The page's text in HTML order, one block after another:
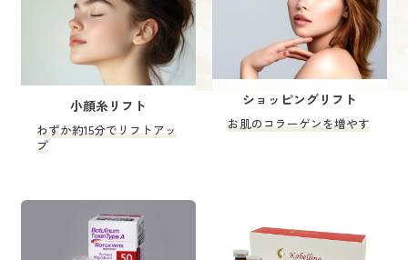
小顔糸リフト
わずか約15分でリフトアッ
プ
ショッピングリフト
お肌のコラーゲンを増やす